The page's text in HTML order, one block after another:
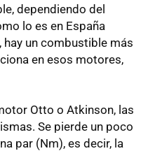
dependiendo del
lo es en España
un combustible más
en esos motores,
Otto o Atkinson, las
Se pierde un poco
par (Nm), es decir, la